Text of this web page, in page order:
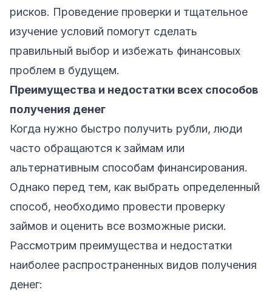
рисков. Проведение проверки и тщательное
изучение условий помогут сделать
правильный выбор и избежать финансовых
проблем в будущем.
Преимущества и недостатки всех способов
получения денег
Когда нужно быстро получить рубли, люди
часто обращаются к займам или
альтернативным способам финансирования.
Однако перед тем, как выбрать определенный
способ, необходимо провести проверку
займов и оценить все возможные риски.
Рассмотрим преимущества и недостатки
наиболее распространенных видов получения
денег: